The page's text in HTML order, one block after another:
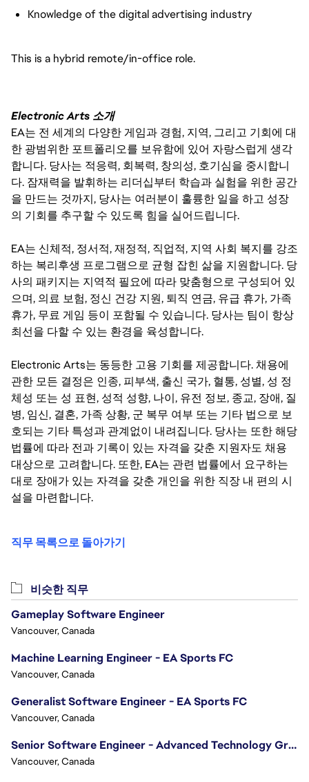
Knowledge of the digital advertising industry
This is a hybrid remote/in-office role.
Electronic Arts 소개
EA는 전 세계의 다양한 게임과 경험, 지역, 그리고 기회에 대
한 광범위한 포트폴리오를 보유함에 있어 자랑스럽게 생각
합니다. 당사는 적응력, 회복력, 창의성, 호기심을 중시합니
다. 잠재력을 발휘하는 리더십부터 학습과 실험을 위한 공간
을 만드는 것까지, 당사는 여러분이 훌륭한 일을 하고 성장
의 기회를 추구할 수 있도록 힘을 실어드립니다.
EA는 신체적, 정서적, 재정적, 직업적, 지역 사회 복지를 강조
하는 복리후생 프로그램으로 균형 잡힌 삶을 지원합니다. 당
사의 패키지는 지역적 필요에 따라 맞춤형으로 구성되어 있
으며, 의료 보험, 정신 건강 지원, 퇴직 연금, 유급 휴가, 가족
휴가, 무료 게임 등이 포함될 수 있습니다. 당사는 팀이 항상
최선을 다할 수 있는 환경을 육성합니다.
Electronic Arts는 동등한 고용 기회를 제공합니다. 채용에
관한 모든 결정은 인종, 피부색, 출신 국가, 혈통, 성별, 성 정
체성 또는 성 표현, 성적 성향, 나이, 유전 정보, 종교, 장애, 질
병, 임신, 결혼, 가족 상황, 군 복무 여부 또는 기타 법으로 보
호되는 기타 특성과 관계없이 내려집니다. 당사는 또한 해당
법률에 따라 전과 기록이 있는 자격을 갖춘 지원자도 채용
대상으로 고려합니다. 또한, EA는 관련 법률에서 요구하는
대로 장애가 있는 자격을 갖춘 개인을 위한 직장 내 편의 시
설을 마련합니다.
직무 목록으로 돌아가기
비슷한 직무
Gameplay Software Engineer
Vancouver, Canada
Machine Learning Engineer - EA Sports FC
Vancouver, Canada
Generalist Software Engineer - EA Sports FC
Vancouver, Canada
Senior Software Engineer - Advanced Technology Group
Vancouver, Canada